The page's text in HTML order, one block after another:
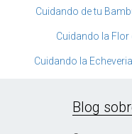
Cuidando de tu
Cuidando la
Cuidando la
Blog